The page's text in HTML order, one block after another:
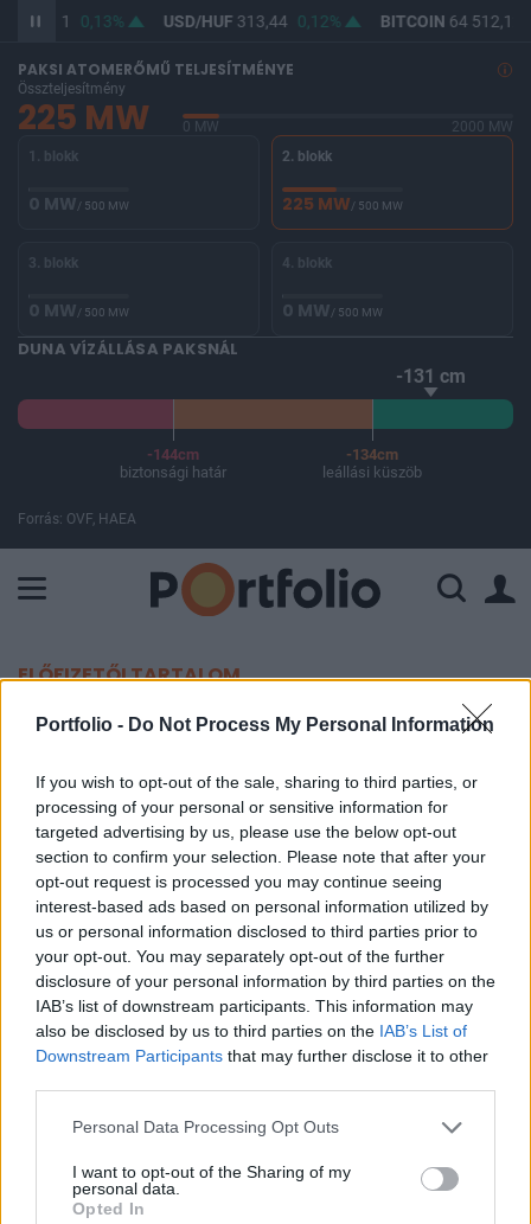
Portfolio - Do Not Process My Personal Information
If you wish to opt-out of the sale, sharing to third parties, or
processing of your personal or sensitive information for
targeted advertising by us, please use the below opt-out
section to confirm your selection. Please note that after your
opt-out request is processed you may continue seeing
interest-based ads based on personal information utilized by
us or personal information disclosed to third parties prior to
your opt-out. You may separately opt-out of the further
disclosure of your personal information by third parties on the
IAB’s list of downstream participants. This information may
also be disclosed by us to third parties on the IAB’s List of
Downstream Participants that may further disclose it to other
Personal Data Processing Opt Outs
I want to opt-out of the Sharing of my
personal data.
Opted In
362,21 0,13% USD/HUF313,44 0,12% BITCOIN64 512,12
PAKSI ATOMERŐMŰ TELJESÍTMÉNYE
Összteljesítmény
225 MW 0 MW
2000 MW
1. blokk
0 MW/ 500 MW
2. blokk
225 MW/ 500 MW
3. blokk
0 MW/ 500 MW
4. blokk
0 MW/ 500 MW
DUNA VÍZÁLLÁSA PAKSNÁL
-131 cm
-144cm
biztonsági határ
-134cm
leállási küszöb
Forrás: OVF, HAEA
ELŐFIZETŐI TARTALOM
Diákoknak kedvez a MÁV!
Portfolio
2006. március 27. 12:34
Az idei évben folytatatja a jegyértékesítési pontok
tervek szerinti létesítését a felsőfokú oktatási
intézményekben a MÁV.
A mai napon a győri Széchenyi István Egyetemen, április 3-
án pedig Budapesten, az ELTÉ-n nyit újabb gépesített
menetjegy-értékesítési pontokat a hazai vasúttársaság,
hallgatóinak lesz lehetőségük arra, hogy az iskolákban
akár a szünet ideje alatt megvásárolhassák...